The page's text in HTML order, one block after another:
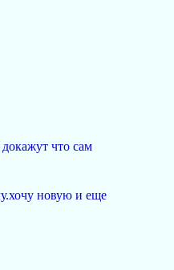
что сам
новую и еще